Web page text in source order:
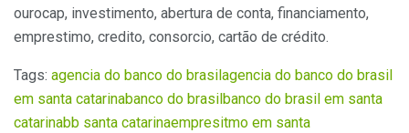
ourocap, investimento, abertura de conta, financiamento,
emprestimo, credito, consorcio, cartão de crédito.
Tags: agencia do banco do brasil agencia do banco do brasil
em santa catarinabanco do brasil banco do brasil em santa
catarinabb santa catarinaempresitmo em santa